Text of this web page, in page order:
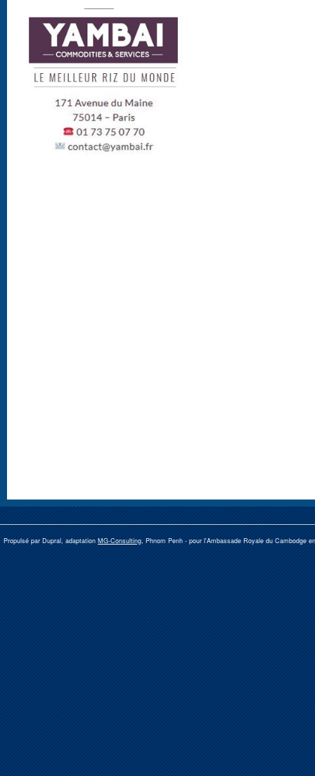
Propulsé par Dupral, adaptation MG-Consulting, Phnom Penh - pour l'Ambassade Royale du Cambodge